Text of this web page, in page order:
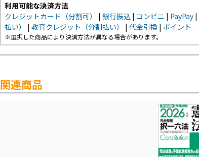
利用可能な決済方法
クレジットカード（分割可）
| 銀行振込 | コンビニ | PayPay |
払い）
| 教育クレジット（分割払い） | 代金引換 | ポイント
※選択した商品により決済方法が異なる場合があります。
関連商品